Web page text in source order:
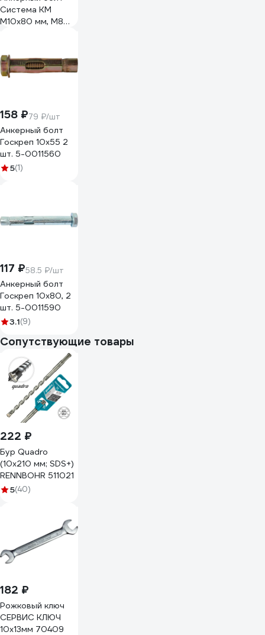
Система КМ
М10x80 мм, М8
158 ₽79 ₽/шт
Анкерный болт
Госкреп 10х55 2
шт. 5-0011560
5(1)
117 ₽58.5 ₽/шт
Анкерный болт
Госкреп 10х80, 2
шт. 5-0011590
3.1(9)
Сопутствующие товары
222 ₽
Бур Quadro
(10x210 мм; SDS+)
RENNBOHR 511021
5(40)
182 ₽
Рожковый ключ
СЕРВИС КЛЮЧ
10х13мм 70409